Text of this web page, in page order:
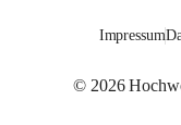
Impressum
© 2026